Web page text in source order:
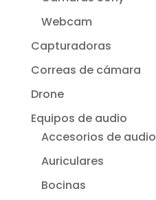
Webcam
Capturadoras
Correas de cámara
Drone
Equipos de audio
Accesorios de audio
Auriculares
Bocinas